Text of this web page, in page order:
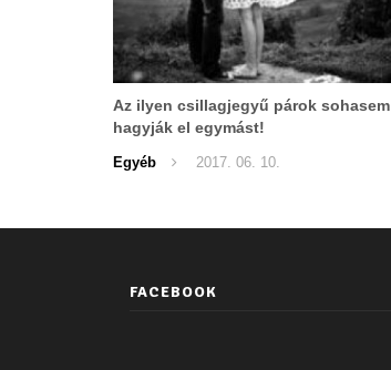
Az ilyen csillagjegyű párok sohasem
hagyják el egymást!
Egyéb 2017. 06. 10.
FACEBOOK